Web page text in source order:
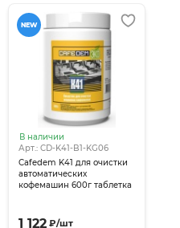
NEW
В наличии
Арт.: CD-K41-B1-KG06
Cafedem K41 для очистки
автоматических
кофемашин 600г таблетка
1 122 ₽/шт